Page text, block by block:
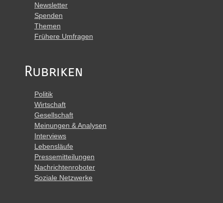
Newsletter
Spenden
Themen
Frühere Umfragen
Rubriken
Politik
Wirtschaft
Gesellschaft
Meinungen & Analysen
Interviews
Lebensläufe
Pressemitteilungen
Nachrichtenroboter
Soziale Netzwerke